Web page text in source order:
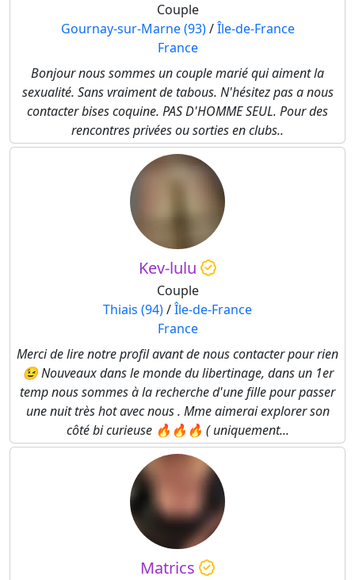
Couple
Gournay-sur-Marne (93)/Île-de-France
France
Bonjour nous sommes un couple marié qui aiment la
sexualité. Sans vraiment de tabous. N'hésitez pas a nous
contacter bises coquine. PAS D'HOMME SEUL. Pour des
rencontres privées ou sorties en clubs..
Kev-lulu
Couple
Thiais (94)/Île-de-France
France
Merci de lire notre profil avant de nous contacter pour rien
😉 Nouveaux dans le monde du libertinage, dans un 1er
temp nous sommes à la recherche d'une fille pour passer
une nuit très hot avec nous . Mme aimerai explorer son
côté bi curieuse 🔥🔥🔥 ( uniquement...
Matrics